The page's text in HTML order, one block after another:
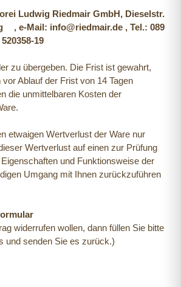
Ludwig Riedmair GmbH, Dieselstr.
, e-Mail: info@riedmair.de , Tel.: 089
19
zu übergeben. Die Frist ist gewahrt,
Ablauf der Frist von 14 Tagen
die unmittelbaren Kosten der
etwaigen Wertverlust der Ware nur
Wertverlust auf einen zur Prüfung
und Funktionsweise der
Umgang mit Ihnen zurückzuführen
widerrufen wollen, dann füllen Sie bitte
und senden Sie es zurück.)